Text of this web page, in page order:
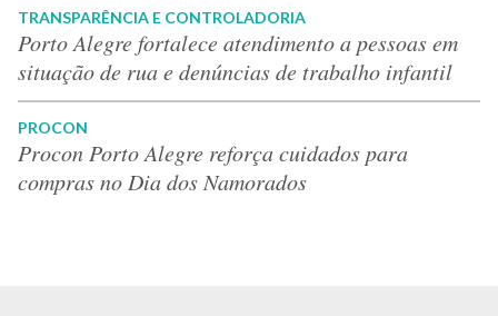
TRANSPARÊNCIA E CONTROLADORIA
Porto Alegre fortalece atendimento a pessoas em
situação de rua e denúncias de trabalho infantil
PROCON
Procon Porto Alegre reforça cuidados para
compras no Dia dos Namorados